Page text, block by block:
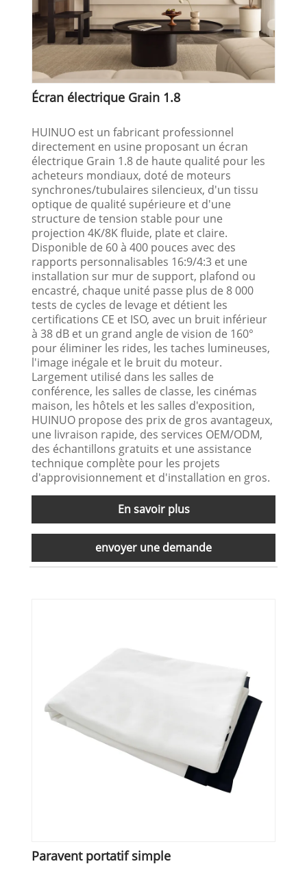
Écran électrique Grain 1.8
HUINUO est un fabricant professionnel
directement en usine proposant un écran
électrique Grain 1.8 de haute qualité pour les
acheteurs mondiaux, doté de moteurs
synchrones/tubulaires silencieux, d'un tissu
optique de qualité supérieure et d'une
structure de tension stable pour une
projection 4K/8K fluide, plate et claire.
Disponible de 60 à 400 pouces avec des
rapports personnalisables 16:9/4:3 et une
installation sur mur de support, plafond ou
encastré, chaque unité passe plus de 8 000
tests de cycles de levage et détient les
certifications CE et ISO, avec un bruit inférieur
à 38 dB et un grand angle de vision de 160°
pour éliminer les rides, les taches lumineuses,
l'image inégale et le bruit du moteur.
Largement utilisé dans les salles de
conférence, les salles de classe, les cinémas
maison, les hôtels et les salles d'exposition,
HUINUO propose des prix de gros avantageux,
une livraison rapide, des services OEM/ODM,
des échantillons gratuits et une assistance
technique complète pour les projets
d'approvisionnement et d'installation en gros.
En savoir plus
envoyer une demande
Paravent portatif simple